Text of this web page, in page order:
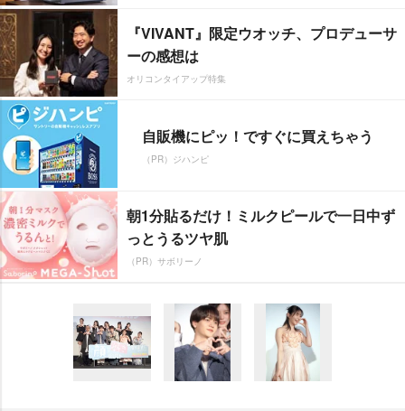
『VIVANT』限定ウオッチ、プロデューサ
ーの感想は
オリコンタイアップ特集
自販機にピッ！ですぐに買えちゃう
（PR）ジハンピ
朝1分貼るだけ！ミルクピールで一日中ず
っとうるツヤ肌
（PR）サボリーノ